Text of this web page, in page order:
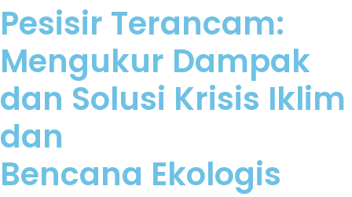
Pesisir Terancam:
Mengukur Dampak
dan Solusi Krisis Iklim
dan
Bencana Ekologis